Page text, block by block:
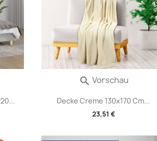
Decke Creme 130x170 Cm...
23,51 €
 Vorschau